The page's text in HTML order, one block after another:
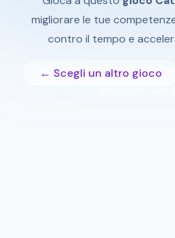
migliorare le tue
contro il tempo e
← Scegli un altro gioco